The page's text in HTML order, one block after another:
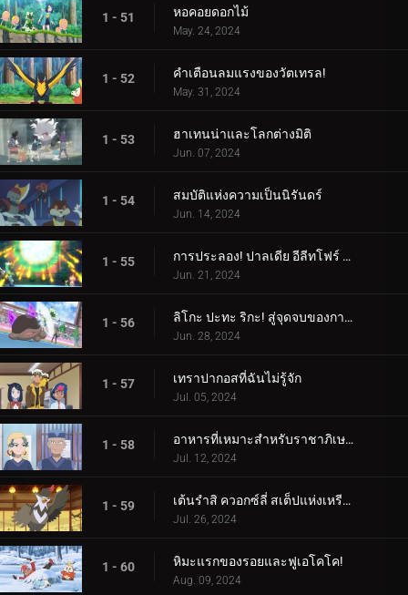
1 - 51 หอคอยดอกไม้
May. 24, 2024
1 - 52 คำเตือนลมแรงของวัตเทรล!
May. 31, 2024
1 - 53 ฮาเทนน่าและโลกต่างมิติ
Jun. 07, 2024
1 - 54 สมบัติแห่งความเป็นนิรันดร์
Jun. 14, 2024
1 - 55 การประลอง! ปาลเดีย อีลีทโฟร์ (1)
Jun. 21, 2024
1 - 56 ลิโกะ ปะทะ ริกะ! สู่จุดจบของการต่อสู้ (2)
Jun. 28, 2024
1 - 57 เทราปากอสที่ฉันไม่รู้จัก
Jul. 05, 2024
1 - 58 อาหารที่เหมาะสำหรับราชาภิเษก!
Jul. 12, 2024
1 - 59 เต้นรำสิ ควอกซ์ลี่ สเต็ปแห่งเหรียญสีน้ำเงิน!
Jul. 26, 2024
1 - 60 หิมะแรกของรอยและฟูเอโคโค!
Aug. 09, 2024